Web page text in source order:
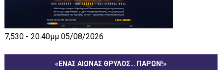
7,530 - 20:40μμ 05/08/2026
«ΕΝΑΣ ΑΙΩΝΑΣ ΘΡΥΛΟΣ… ΠΑΡΩΝ!»